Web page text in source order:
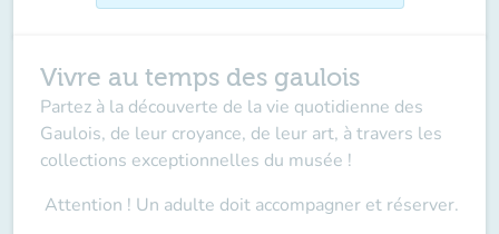
Vivre au temps des gaulois
Partez à la découverte de la vie quotidienne des
Gaulois, de leur croyance, de leur art, à travers les
collections exceptionnelles du musée !
Attention ! Un adulte doit accompagner et réserver.